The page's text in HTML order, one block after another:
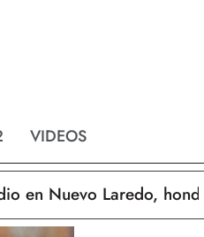
VIDEOS
Nuevo Laredo,